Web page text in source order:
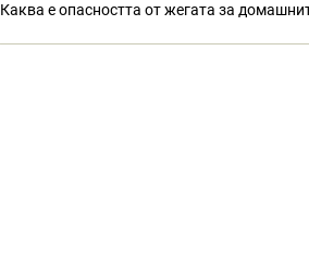
Каква е опасността от жегата за